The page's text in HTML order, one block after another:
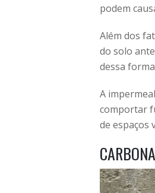
podem
Além dos
do solo
dessa
A
comportar
de espaços